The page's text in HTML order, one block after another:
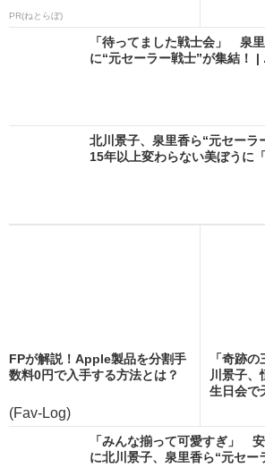
PR(ねとらぼ)
「待ってました戦士会」 泉
に“元セーラー戦士”が集結！ |
北川景子、泉里香ら“元セー
15年以上変わらない美ぼうに
FPが解説！Apple製品を分割手
数料0円で入手する方法とは？
(Fav-Log)
「奇跡
川景子、
生日会で
「みんな揃って可愛すぎ」
に北川景子、泉里香ら“元セー